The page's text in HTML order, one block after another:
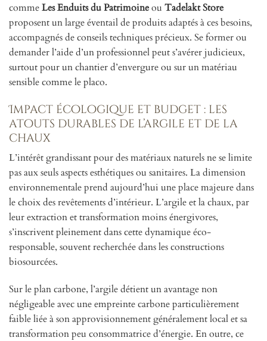
commeLes Enduits du Patrimoineou Tadelakt Store
proposent un large éventail de produits adaptés à ces besoins,
accompagnés de conseils techniques précieux. Se former ou
demander l’aide d’un professionnel peut s’avérer judicieux,
surtout pour un chantier d’envergure ou sur un matériau
sensible comme le placo.
Impact écologique et budget : les
atouts durables de l’argile et de la
chaux
L’intérêt grandissant pour des matériaux naturels ne se limite
pas aux seuls aspects esthétiques ou sanitaires. La dimension
environnementale prend aujourd’hui une place majeure dans
le choix des revêtements d’intérieur. L’argile et la chaux, par
leur extraction et transformation moins énergivores,
s’inscrivent pleinement dans cette dynamique éco-
responsable, souvent recherchée dans les constructions
biosourcées.
Sur le plan carbone, l’argile détient un avantage non
négligeable avec une empreinte carbone particulièrement
faible liée à son approvisionnement généralement local et sa
transformation peu consommatrice d’énergie. En outre, ce